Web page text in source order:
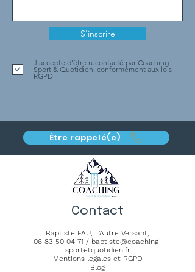
S'inscrire
J'accepte d'être recontacté par Coaching
Sport & Quotidien, conformément aux lois
RGPD
Être rappelé(e)
Contact
Baptiste FAU, L'Autre Versant,
06 83 50 04 71/ baptiste@coaching-
sportetquotidien.fr
Mentions légales et RGPD
Blog